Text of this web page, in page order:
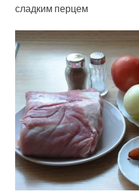
сладким перцем